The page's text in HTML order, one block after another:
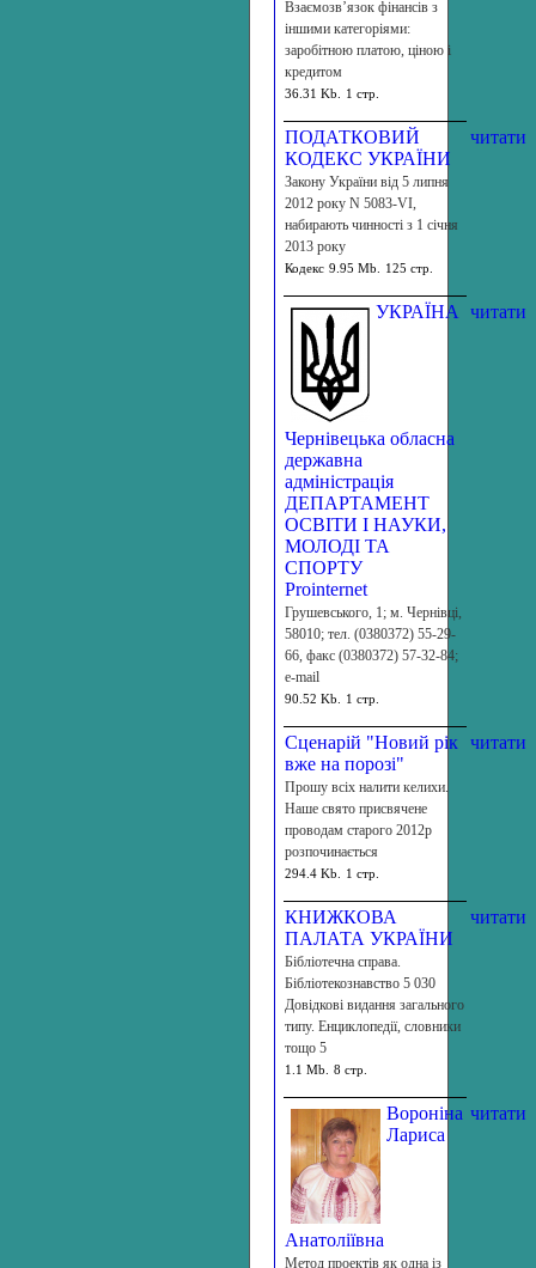
Взаємозв’язок фінансів з
іншими категоріями:
заробітною платою, ціною і
кредитом
36.31 Kb. 1 стр.
ПОДАТКОВИЙ
КОДЕКС УКРАЇНИ
Закону України від 5 липня
2012 року N 5083-VI,
набирають чинності з 1 січня
2013 року
Кодекс 9.95 Mb. 125 стр.
читати
УКРАЇНА
Чернівецька обласна
державна
адміністрація
ДЕПАРТАМЕНТ
ОСВІТИ І НАУКИ,
МОЛОДІ ТА
СПОРТУ
Prointernet
Грушевського, 1; м. Чернівці,
58010; тел. (0380372) 55-29-
66, факс (0380372) 57-32-84;
e-mail
90.52 Kb. 1 стр.
читати
Сценарій "Новий рік
вже на порозі"
Прошу всіх налити келихи.
Наше свято присвячене
проводам старого 2012р
розпочинається
294.4 Kb. 1 стр.
читати
КНИЖКОВА
ПАЛАТА УКРАЇНИ
Бібліотечна справа.
Бібліотекознавство 5 030
Довідкові видання загального
типу. Енциклопедії, словники
тощо 5
1.1 Mb. 8 стр.
читати
Вороніна
Лариса
Анатоліївна
Метод проектів як одна із
читати